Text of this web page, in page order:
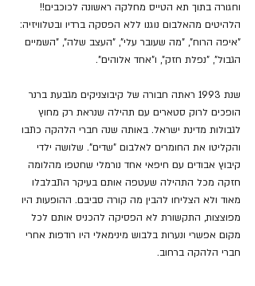
וחגורה בתוך תא הטייס מחלקה ראשונה לכוכבים!!
הלהיטים מהאלבום נוגנו ללא הפסקה ברדיו ובטלוויזיה:
"איפה הרוח", "מה שעובר עלי", "העצב שלה", "השמיים
הגבול", "נפלת חזק", ו"אחד אלוהים".
שנת 1993 ראתה חבורה של קיבוצניקים מגבעת ברנר
הופכים לרוק סטארים עם תהילה שנראת רק מחוץ
לגבולות מדינת ישראל. באותה שנה חברי הלהקה כתבו
והקליטו את החומרים לאלבום "שדים". שלושה ילדי
קיבוץ אבודים עם חיפאי אחד נורמלי שחטפו מהלומה
חזקה מכל התהילה שעטפה אותם בעיקר התבלבלו
מאוד ולא הצליחו להבין מה קורה סביבם. ההופעות היו
מפוצצות, התקשורת לא הפסיקה להכניס אותם לכל
מקום אפשרי ונערות בלבוש מינימאלי היו רודפות אחרי
חברי הלהקה ברחוב.